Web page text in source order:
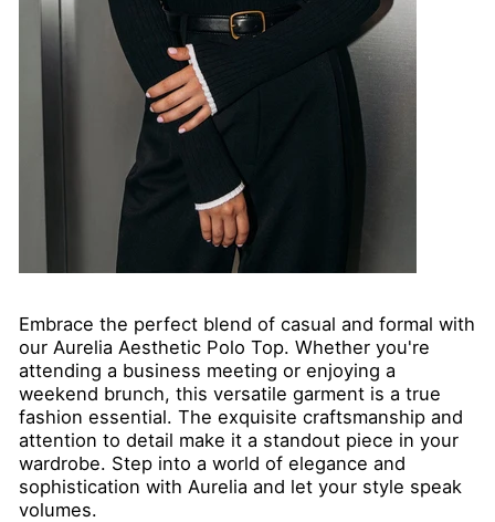
Embrace the perfect blend of casual and formal with
our Aurelia Aesthetic Polo Top. Whether you're
attending a business meeting or enjoying a
weekend brunch, this versatile garment is a true
fashion essential. The exquisite craftsmanship and
attention to detail make it a standout piece in your
wardrobe. Step into a world of elegance and
sophistication with Aurelia and let your style speak
volumes.